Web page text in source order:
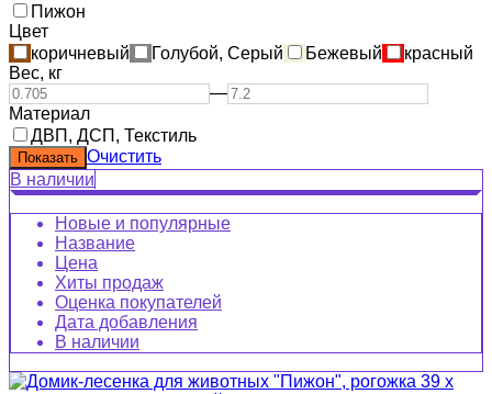
Пижон
Цвет
коричневый
Голубой, Серый Бежевый
красный
Вес, кг
—
Материал
ДВП, ДСП, Текстиль
Очистить
В наличии
Новые и популярные
Название
Цена
Хиты продаж
Оценка покупателей
Дата добавления
В наличии